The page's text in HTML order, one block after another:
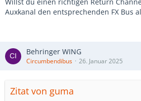
Auxkanal den entsprechenden FX Bus
Behringer WING
Circumbendibus 26. Januar 2025
Zitat von guma